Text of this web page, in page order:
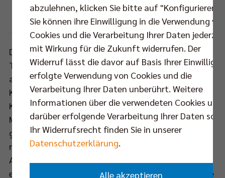
Die United Volleys blieben ihrer Philosophie, junge
Talente nachhaltig zu fördern und aufzubauen,
auch vor dem zweiten Bundesligajahr treu. Der
Kader der Frankfurter zeichnet sich durch hohe
Kontinuität aus: Zehn Spieler aus der letztjährigen
Mannschaft sind Trainer Michael Warm erhalten
geblieben, ergänzt wurde das Team um den
routinierten Kapitän Christian Dünnes durch Adrian
Aciobanitei (zuletzt VfB Friedrichshafen) sowie den
erst 19-jährigen Mitchell Tulley (Australian Institute
abzulehnen, klicken Sie bitte auf "Konfigurieren".
Sie können ihre Einwilligung in die Verwendung
Cookies und die Verarbeitung Ihrer Daten
mit Wirkung für die Zukunft widerrufen. Der
Widerruf lässt die davor auf Basis Ihrer
erfolgte Verwendung von Cookies und die
Verarbeitung Ihrer Daten unberührt. Weitere
Informationen über die verwendeten Cookies und
darüber erfolgende Verarbeitung Ihrer Daten
Ihr Widerrufsrecht finden Sie in unserer
Datenschutzerklärung.
Alle akzeptieren